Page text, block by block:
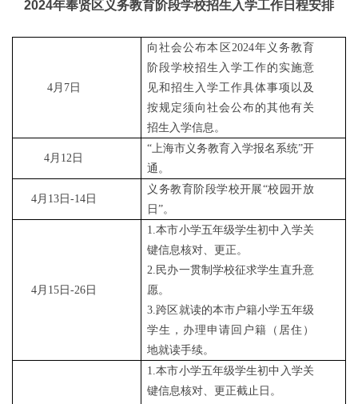
2024年奉贤区义务教育阶段学校招生入学工作日程安排
4月7日
向社会公布本区2024年义务教育
阶段学校招生入学工作的实施意
见和招生入学工作具体事项以及
按规定须向社会公布的其他有关
招生入学信息。
4月12日
“上海市义务教育入学报名系统”开
通。
4月13日-14日
义务教育阶段学校开展“校园开放
日”。
4月15日-26日
1.本市小学五年级学生初中入学关
键信息核对、更正。
2.民办一贯制学校征求学生直升意
愿。
3.跨区就读的本市户籍小学五年级
学生，办理申请回户籍（居住）
地就读手续。
1.本市小学五年级学生初中入学关
键信息核对、更正截止日。